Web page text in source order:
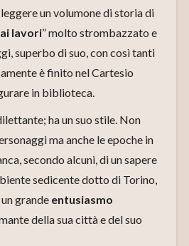
un volumone di storia di
lavori” molto strombazzato e
superbo di suo, con così tanti
è finito nel Cartesio
in biblioteca.
ha un suo stile. Non
ma anche le epoche in
secondo alcuni, di un sapere
sedicente dotto di Torino,
grande entusiasmo
della sua città e del suo